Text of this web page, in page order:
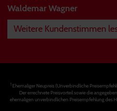
Waldemar Wagner
Weitere Kundenstimmen
1Ehemaliger Neupreis (Unverbindliche
Der errechnete Preisvorteil sowie die
ehemaligen unverbindlichen Preisempfehlung des